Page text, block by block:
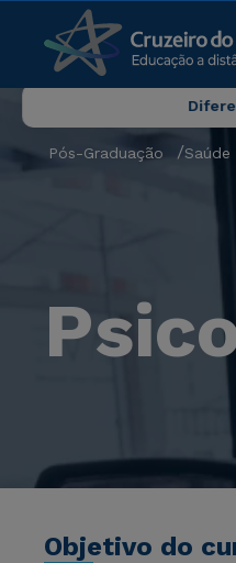
Pós-Graduação Saúde
Objetivo do